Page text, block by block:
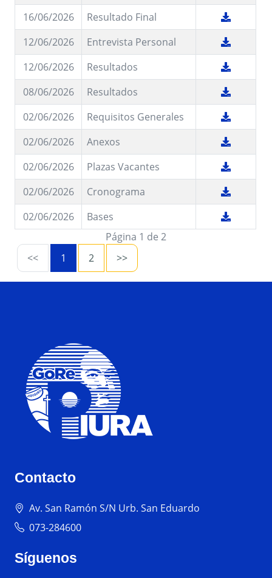
16/06/2026
Resultado Final
12/06/2026
Entrevista Personal
12/06/2026
Resultados
08/06/2026
Resultados
02/06/2026
Requisitos Generales
02/06/2026
Anexos
02/06/2026
Plazas Vacantes
02/06/2026
Cronograma
02/06/2026
Bases
Página 1 de 2
<<
1 2 >>
Contacto
Av. San Ramón S/N Urb. San Eduardo
073-284600
Síguenos